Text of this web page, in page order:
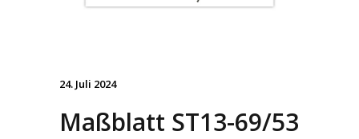
24. Juli 2024
Maßblatt ST13-69/53